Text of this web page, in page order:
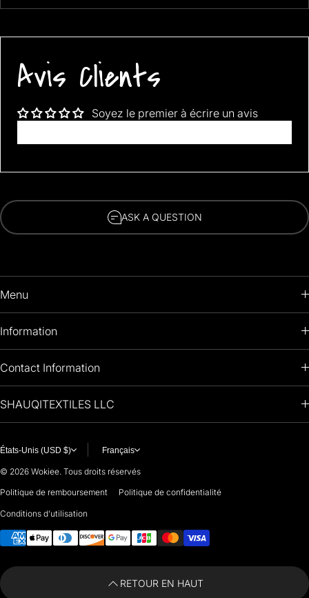
Avis Clients
Soyez le premier à écrire un avis
ASK A QUESTION
Menu
HOME
OIL PAINTINGS
ARTISTS 🧑‍🎨
Information
RETURNS POLICY
Contact Information
+1 (813) 214-1284
7901 4TH ST N
ST PETERSBURG, FL. US 33702
United States
For any questions or suggestions, feel free to contact us at
info@paintingartprints.com
SHAUQITEXTILES LLC
États-Unis (USD $) Français
© 2026 Wokiee. Tous droits réservés
Politique de remboursement
Politique de confidentialité
Conditions d’utilisation
Moyens de paiement
RETOUR EN HAUT